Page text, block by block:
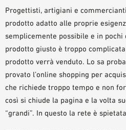
Assistenza
CAPITOLATI D’APPALTO
DOWNLOAD
DICHIARAZIONE DI PRESTAZIONE (DOP)
AUSILII PER LA PROGETTAZIONE
Progettisti, artigiani e
prodotto adatto alle proprie
semplicemente possibile e in pochi
prodotto giusto è troppo
prodotto verrà venduto. Lo sa
provato l’online shopping per
che richiede troppo tempo e non
così si chiude la pagina e la volta
“grandi”. In questo la rete è